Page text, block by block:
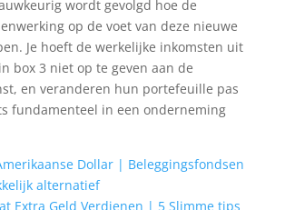
wordt gevolgd hoe de
op de voet van deze nieuwe
Je hoeft de werkelijke inkomsten uit
box 3 niet op te geven aan de
en veranderen hun portefeuille pas
fundamenteel in een onderneming
Dollar | Beleggingsfondsen
alternatief
Extra Geld Verdienen | 5 Slimme tips